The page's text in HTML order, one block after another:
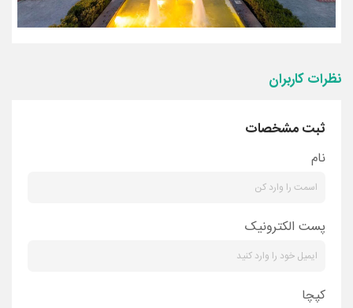
نظرات کاربران
ثبت مشخصات
نام
پست الکترونیک
کپچا